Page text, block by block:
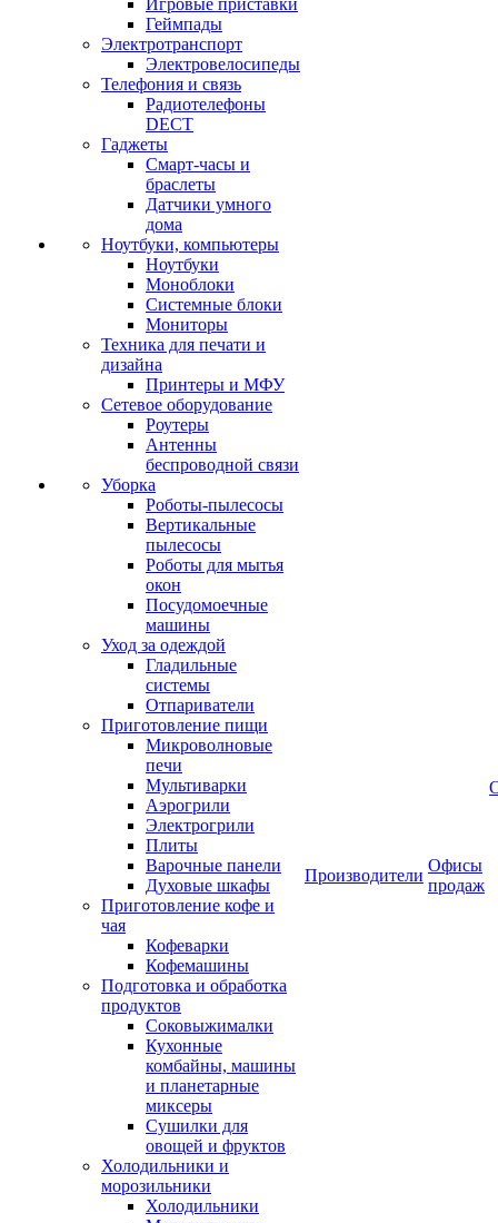
Игровые приставки
Геймпады
Электротранспорт
Электровелосипеды
Телефония и связь
Радиотелефоны
DECT
Гаджеты
Смарт-часы и
браслеты
Датчики умного
дома
Ноутбуки, компьютеры
Ноутбуки
Моноблоки
Системные блоки
Мониторы
Техника для печати и
дизайна
Принтеры и МФУ
Сетевое оборудование
Роутеры
Антенны
беспроводной связи
Уборка
Роботы-пылесосы
Вертикальные
пылесосы
Роботы для мытья
окон
Посудомоечные
машины
Уход за одеждой
Гладильные
системы
Отпариватели
Приготовление пищи
Микроволновые
печи
Мультиварки
Аэрогрили
Электрогрили
Плиты
Варочные панели
Духовые шкафы
Приготовление кофе и
чая
Кофеварки
Кофемашины
Подготовка и обработка
продуктов
Соковыжималки
Кухонные
комбайны, машины
и планетарные
миксеры
Сушилки для
овощей и фруктов
Холодильники и
морозильники
Холодильники
Производители
Офисы
продаж